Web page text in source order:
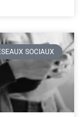
SOCIAUX